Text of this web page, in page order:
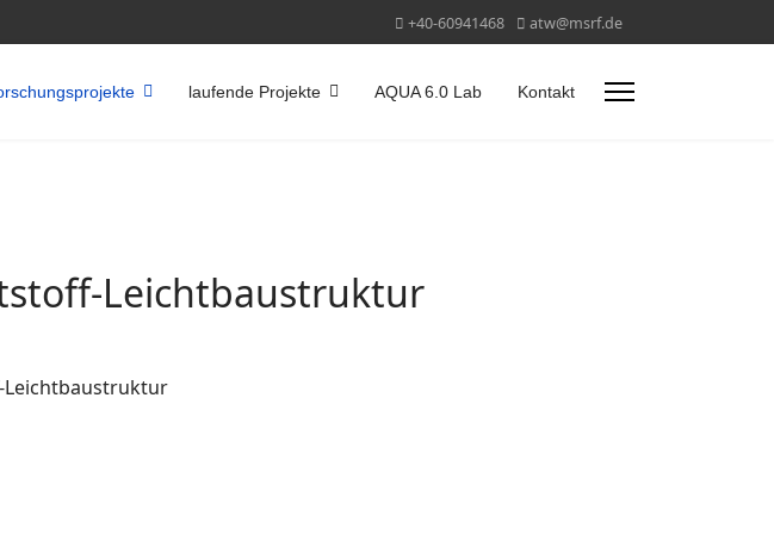
+40-60941468 atw@msrf.de
laufende Projekte AQUA 6.0 Lab Kontakt
Leichtbaustruktur
Leichtbaustruktur